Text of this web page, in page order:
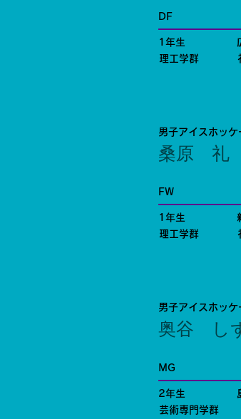
DF
1年生
理工学群
男子アイスホッケ
桑原 礼
FW
1年生
理工学群
男子アイスホッケ
奥谷 し
MG
2年生
芸術専門学群